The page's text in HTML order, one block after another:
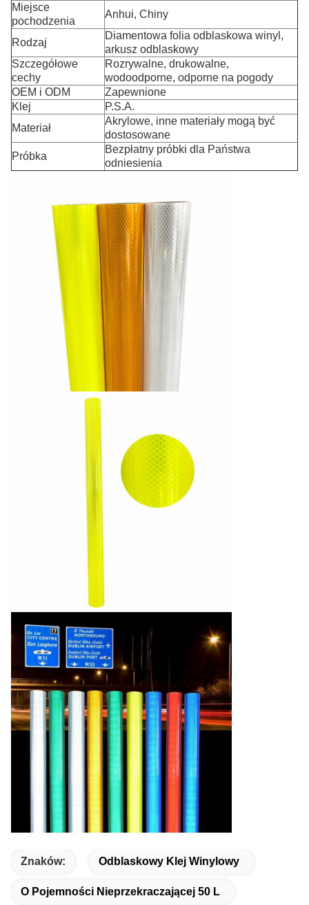
Miejsce
pochodzenia
Anhui, Chiny
Rodzaj
Diamentowa folia odblaskowa winyl,
arkusz odblaskowy
Szczegółowe
cechy
Rozrywalne, drukowalne,
wodoodporne, odporne na pogody
OEM i ODM
Zapewnione
Klej
P.S.A.
Materiał
Akrylowe, inne materiały mogą być
dostosowane
Próbka
Bezpłatny próbki dla Państwa
odniesienia
Znaków: Odblaskowy Klej Winylowy
O Pojemności Nieprzekraczającej 50 L